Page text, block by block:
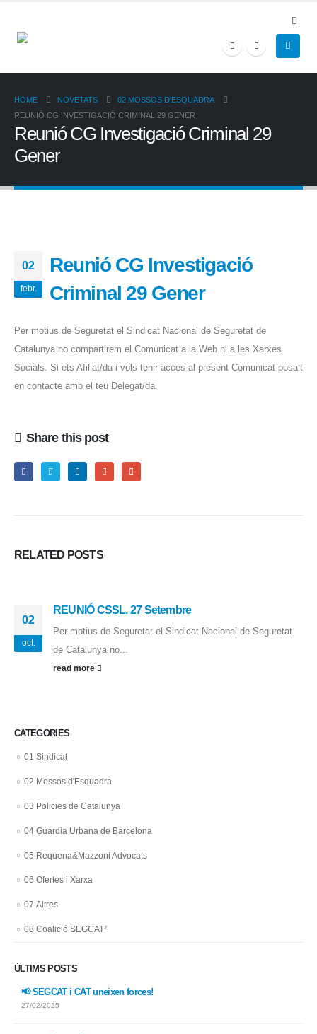
HOME NOVETATS
02 MOSSOS D'ESQUADRA
REUNIÓ CG INVESTIGACIÓ CRIMINAL 29 GENER
Reunió CG Investigació Criminal 29
Gener
02
febr.
Reunió CG Investigació
Criminal 29 Gener
Per motius de Seguretat el Sindicat Nacional de Seguretat de
Catalunya no compartirem el Comunicat a la Web ni a les Xarxes
Socials. Si ets Afiliat/da i vols tenir accés al present Comunicat posa’t
en contacte amb el teu Delegat/da.
Share this post
RELATED POSTS
02
oct.
REUNIÓ CSSL. 27 Setembre
Per motius de Seguretat el Sindicat Nacional de Seguretat
de Catalunya no...
read more
CATEGORIES
01 Sindicat
02 Mossos d'Esquadra
03 Policies de Catalunya
04 Guàrdia Urbana de Barcelona
05 Requena&Mazzoni Advocats
06 Ofertes i Xarxa
07 Altres
08 Coalició SEGCAT²
ÚLTIMS POSTS
📢 SEGCAT i CAT uneixen forces!
27/02/2025